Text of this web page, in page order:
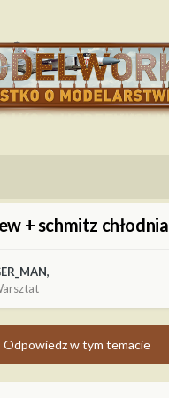
+ schmitz chłodnia
,
Odpowiedz w tym temacie